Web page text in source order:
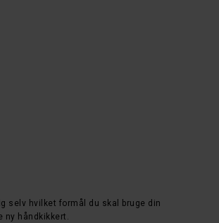
selv hvilket formål du skal bruge din
ny håndkikkert.